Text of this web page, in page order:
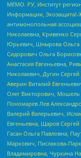
МЕМО. РУ, Институт
Информации, Экозащита!-
антимонопольная
Николаевна, Кривенко
Юрьевич, Шнырова Ольга
Сидорович Ольга
Анастасия Евгеньевна,
Николаевич, Дугин
Аверин Виталий
Олег Викторович,
Пономарев Лев
Валерий Валерьевич,
Евгеньевна, Щаров
Гасан Ольга Павловна,
Маркович, Пислакова-
Владимировна, Чуркина